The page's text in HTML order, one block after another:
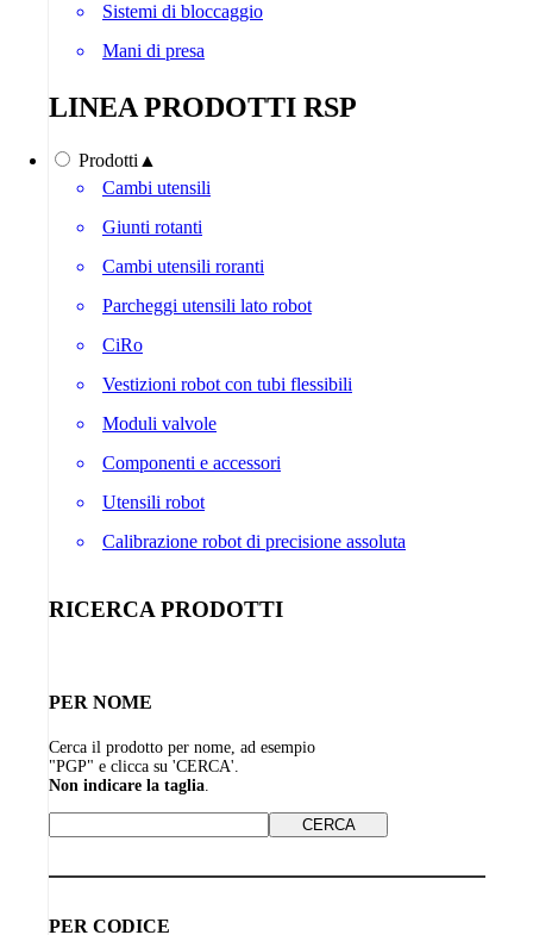
Sistemi di bloccaggio
Mani di presa
LINEA PRODOTTI RSP
Prodotti ▲
Cambi utensili
Giunti rotanti
Cambi utensili roranti
Parcheggi utensili lato robot
CiRo
Vestizioni robot con tubi flessibili
Moduli valvole
Componenti e accessori
Utensili robot
Calibrazione robot di precisione assoluta
RICERCA PRODOTTI
PER NOME
Cerca il prodotto per nome, ad esempio
"PGP" e clicca su 'CERCA'.
Non indicare la taglia.
PER CODICE